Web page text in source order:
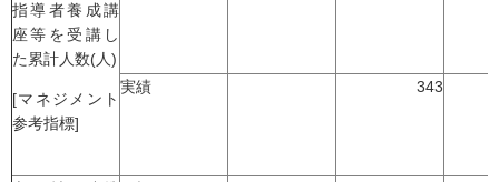
指導者養成講
座等を受講し
た累計人数(人)
[マネジメント
参考指標]
実績 343